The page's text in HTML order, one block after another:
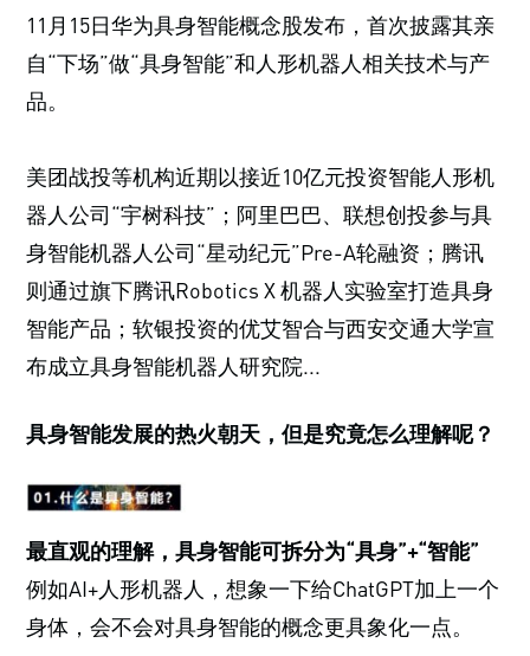
11月15日华为具身智能概念股发布，首次披露其亲
自“下场”做“具身智能”和人形机器人相关技术与产
品。
美团战投等机构近期以接近10亿元投资智能人形机
器人公司“宇树科技”；阿里巴巴、联想创投参与具
身智能机器人公司“星动纪元”Pre-A轮融资；腾讯
则通过旗下腾讯Robotics X 机器人实验室打造具身
智能产品；软银投资的优艾智合与西安交通大学宣
布成立具身智能机器人研究院...
具身智能发展的热火朝天，但是究竟怎么理解呢？
最直观的理解，具身智能可拆分为“具身”+“智能”
例如AI+人形机器人，想象一下给ChatGPT加上一个
身体，会不会对具身智能的概念更具象化一点。